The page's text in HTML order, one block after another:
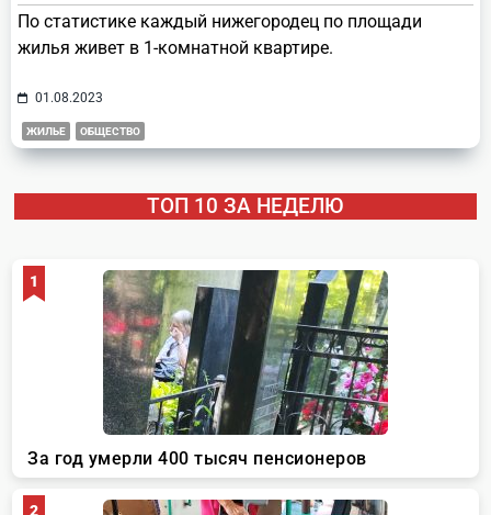
По статистике каждый нижегородец по площади
жилья живет в 1-комнатной квартире.
01.08.2023
ЖИЛЬЕ ОБЩЕСТВО
ТОП 10 ЗА НЕДЕЛЮ